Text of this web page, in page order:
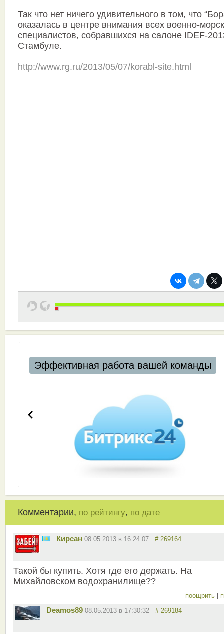
Так что нет ничего удивительного в том, что
оказалась в центре внимания всех военно-
специалистов, собравшихся на салоне IDEF-
Стамбуле.
http://www.rg.ru/2013/05/07/korabl-site.html
Эффективная работа вашей команды
Комментарии, по рейтингу, по дате
Кирсан 08.05.2013 в 16:24:07 # 269164
Такой бы купить. Хотя где его держать. На
Михайловском водохранилище??
поощрить
Deamos89 08.05.2013 в 17:30:32 # 269184